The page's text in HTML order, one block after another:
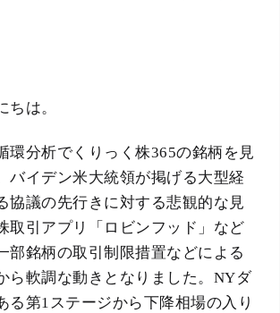
ちは。
環分析でくりっく株365の銘柄を見
バイデン米大統領が掲げる大型経
協議の先行きに対する悲観的な見
取引アプリ「ロビンフッド」など
部銘柄の取引制限措置などによる
ら軟調な動きとなりました。NYダ
る第1ステージから下降相場の入り